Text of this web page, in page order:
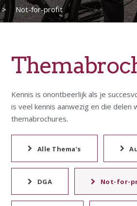
> Not-for-profit
Kennis is onontbeerlijk als je
is veel kennis aanwezig en die
themabrochures.
Alle Thema’s
DGA Not-for-